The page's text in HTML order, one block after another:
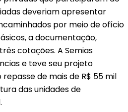
deveriam apresentar
por meio de ofício
a documentação,
cotações. A Semias
e teve seu projeto
de mais de R$ 55 mil
das unidades de